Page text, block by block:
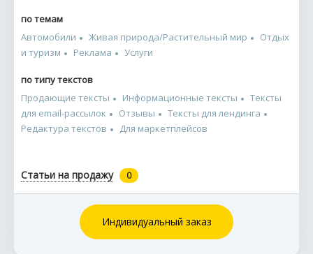
по темам
Автомобили
Живая природа/Растительный мир
Отдых
и туризм
Реклама Услуги
по типу текстов
Продающие тексты
Информационные тексты
Тексты
для email-рассылок
Отзывы
Тексты для лендинга
Редактура текстов
Для маркетплейсов
Статьи на продажу 0
Индивидуальный заказ